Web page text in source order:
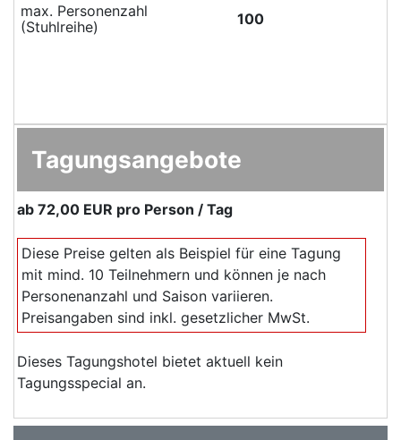
max. Personenzahl
(Stuhlreihe)
100
Tagungsangebote
ab 72,00 EUR pro Person / Tag
Diese Preise gelten als Beispiel für eine Tagung
mit mind. 10 Teilnehmern und können je nach
Personenanzahl und Saison variieren.
Preisangaben sind inkl. gesetzlicher MwSt.
Dieses Tagungshotel bietet aktuell kein
Tagungsspecial an.